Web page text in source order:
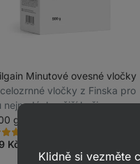
Minutové ovesné vločky
vločky z Finska pro
nejnadýchanější kaši za
g
5,
Kč
Klidně si vezměte